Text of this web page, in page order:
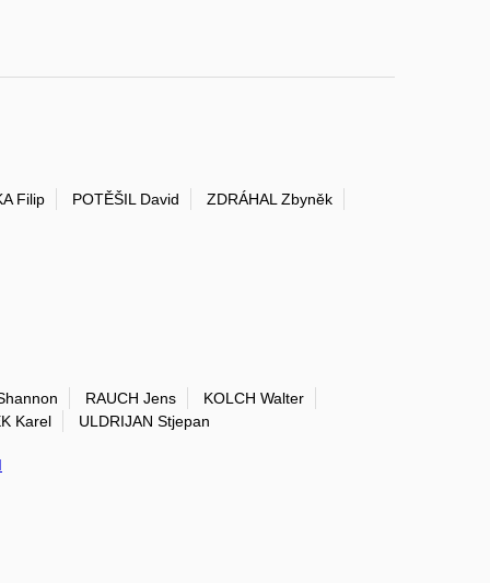
Filip POTĚŠIL David ZDRÁHAL Zbyněk
RAUCH Jens
KOLCH Walter
Karel
ULDRIJAN Stjepan